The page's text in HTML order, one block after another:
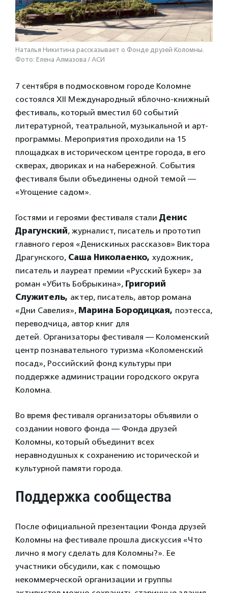
Наталья Никитина рассказывает о Фонде друзей Коломны.
Фото: Елена Алмазова / АСИ
7 сентября в подмосковном городе Коломне
состоялся XII Международный яблочно-книжный
фестиваль, который вместил 60 событий
литературной, театральной, музыкальной и арт-
программы. Мероприятия проходили на 15
площадках в историческом центре города, в его
скверах, двориках и на набережной. События
фестиваля были объединены одной темой —
«Угощение садом».
Гостями и героями фестиваля стали Денис
Драгунский, журналист, писатель и прототип
главного героя «Денискиных рассказов» Виктора
Драгунского, Саша Николаенко, художник,
писатель и лауреат премии «Русский Букер» за
роман «Убить Бобрыкина», Григорий
Служитель, актер, писатель, автор романа
«Дни Савелия», Марина Бородицкая, поэтесса,
переводчица, автор книг для
детей. Организаторы фестиваля — Коломенский
центр познавательного туризма «Коломенский
посад», Российский фонд культуры при
поддержке администрации городского округа
Коломна.
Во время фестиваля организаторы объявили о
создании нового фонда — Фонда друзей
Коломны, который объединит всех
неравнодушных к сохранению исторической и
культурной памяти города.
Поддержка сообщества
После официальной презентации Фонда друзей
Коломны на фестивале прошла дискуссия «Что
лично я могу сделать для Коломны?». Ее
участники обсудили, как с помощью
некоммерческой организации и группы